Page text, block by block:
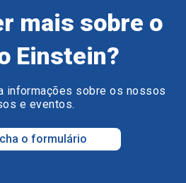
mais sobre o
Einstein?
informações sobre os nossos
e eventos.
o formulário